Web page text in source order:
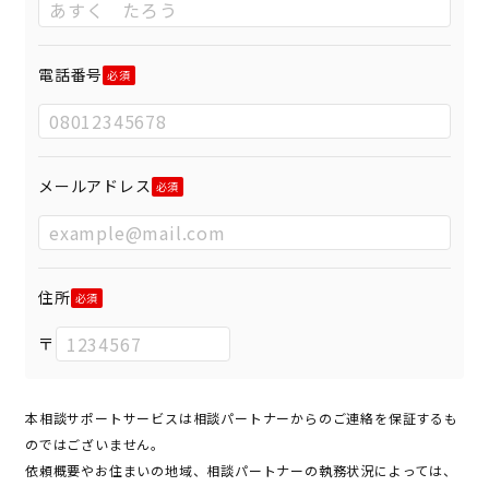
電話番号
メールアドレス
住所
〒
本相談サポートサービスは相談パートナーからのご連絡を保証するも
のではございません。
依頼概要やお住まいの地域、相談パートナーの執務状況によっては、